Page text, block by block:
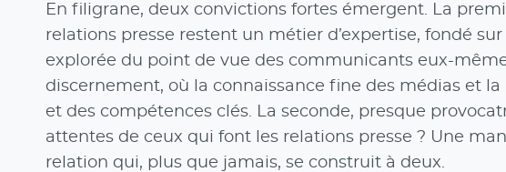
En filigrane, deux convictions fortes émergent. La
relations presse restent un métier d’expertise, fondé
explorée du point de vue des communicants eux-
discernement, où la connaissance fine des médias et
et des compétences clés. La seconde, presque
attentes de ceux qui font les relations presse ? Une
relation qui, plus que jamais, se construit à deux.